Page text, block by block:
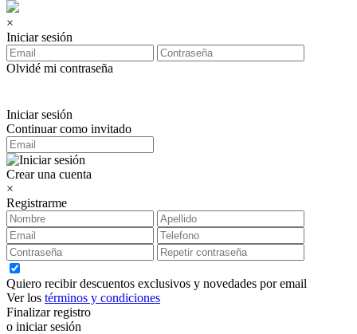
×
Iniciar sesión
Olvidé mi contraseña
Iniciar sesión
Continuar como invitado
Crear una cuenta
×
Registrarme
Quiero recibir descuentos exclusivos y novedades por email
Ver los términos y condiciones
Finalizar registro
o iniciar sesión